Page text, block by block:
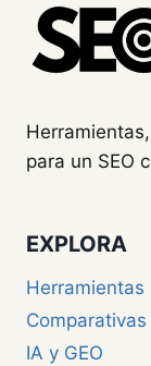
para un SEO
EXPLORA
Herramientas
Comparativas
IA y GEO